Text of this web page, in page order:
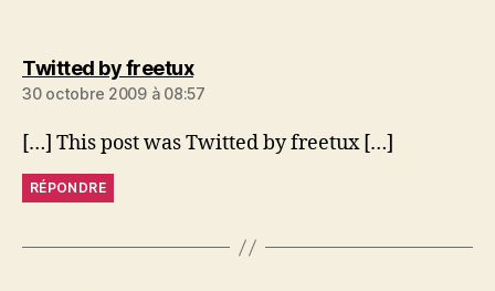
Twitted by freetuxdit :
30 octobre 2009 à 08:57
[…] This post was Twitted by freetux […]
RÉPONDRE